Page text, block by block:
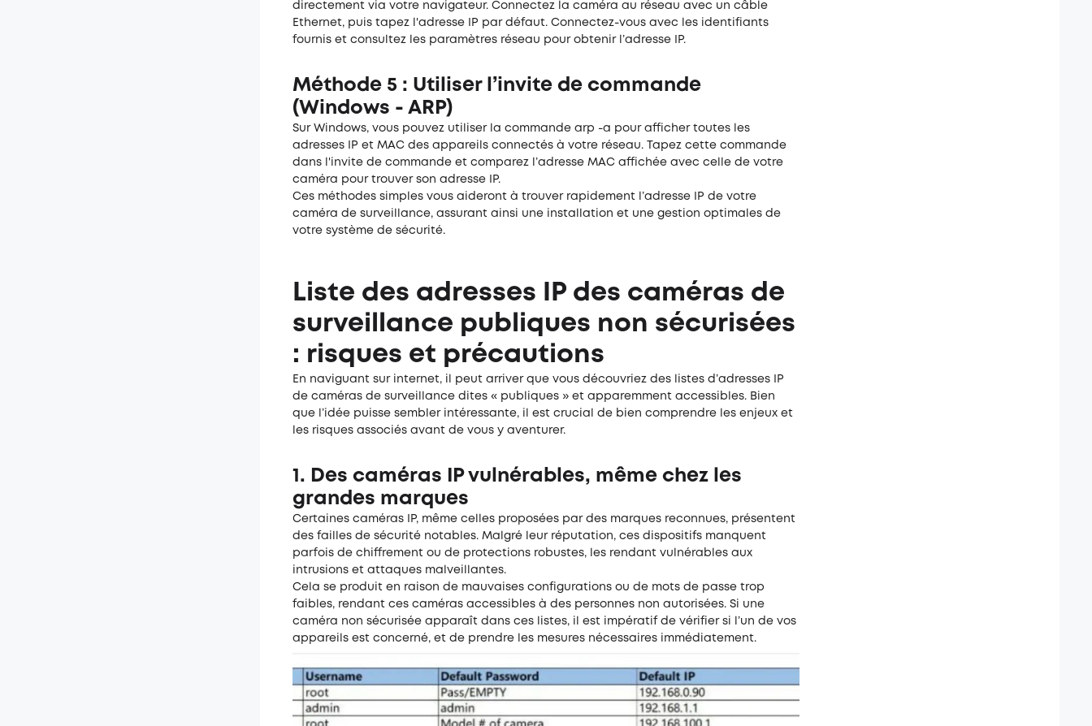
directement via votre navigateur. Connectez la caméra au réseau avec un câble
Ethernet, puis tapez l'adresse IP par défaut. Connectez-vous avec les identifiants
fournis et consultez les paramètres réseau pour obtenir l’adresse IP.
Méthode 5 : Utiliser l’invite de commande
(Windows - ARP)
Sur Windows, vous pouvez utiliser la commande arp -a pour afficher toutes les
adresses IP et MAC des appareils connectés à votre réseau. Tapez cette commande
dans l'invite de commande et comparez l’adresse MAC affichée avec celle de votre
caméra pour trouver son adresse IP.
Ces méthodes simples vous aideront à trouver rapidement l’adresse IP de votre
caméra de surveillance, assurant ainsi une installation et une gestion optimales de
votre système de sécurité.
Liste des adresses IP des caméras de
surveillance publiques non sécurisées
: risques et précautions
En naviguant sur internet, il peut arriver que vous découvriez des listes d’adresses IP
de caméras de surveillance dites « publiques » et apparemment accessibles. Bien
que l’idée puisse sembler intéressante, il est crucial de bien comprendre les enjeux et
les risques associés avant de vous y aventurer.
1. Des caméras IP vulnérables, même chez les
grandes marques
Certaines caméras IP, même celles proposées par des marques reconnues, présentent
des failles de sécurité notables. Malgré leur réputation, ces dispositifs manquent
parfois de chiffrement ou de protections robustes, les rendant vulnérables aux
intrusions et attaques malveillantes.
Cela se produit en raison de mauvaises configurations ou de mots de passe trop
faibles, rendant ces caméras accessibles à des personnes non autorisées. Si une
caméra non sécurisée apparaît dans ces listes, il est impératif de vérifier si l’un de vos
appareils est concerné, et de prendre les mesures nécessaires immédiatement.